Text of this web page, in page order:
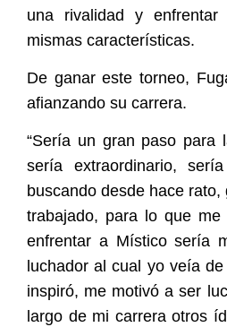
una rivalidad y
mismas características.
De ganar este torneo,
afianzando su carrera.
“Sería un gran paso para
sería extraordinario,
buscando desde hace
trabajado, para lo que
enfrentar a Místico sería
luchador al cual yo veía
inspiró, me motivó a ser
largo de mi carrera otros